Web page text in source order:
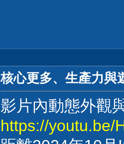
核心更多、生產力
影片內動態外觀
https://youtu.be/